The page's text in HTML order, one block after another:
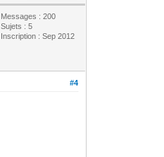
Messages : 200
Sujets : 5
Inscription : Sep 2012
#4